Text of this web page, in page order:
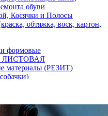
обуви
Косячки и Полосы
обтяжка, воск, картон,
формовые
материалы (РЕЗИТ)
обуви